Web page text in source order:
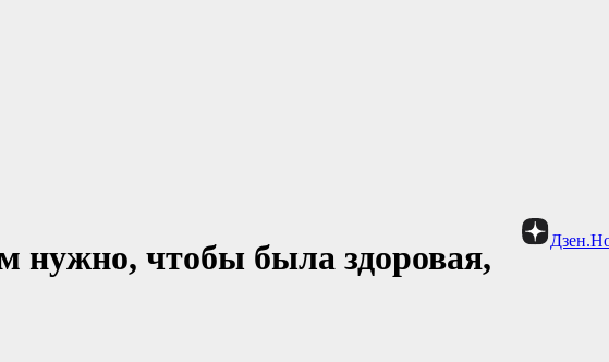
нужно, чтобы была здоровая,